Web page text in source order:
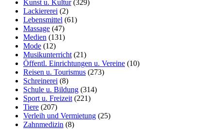
Kunst u. Kultur(329)
Lackiererei (2)
Lebensmittel (61)
Massage (47)
Medien (131)
Mode (12)
Musikunterricht (21)
Öffentl. Einrichtungen u. Vereine (10)
Reisen u. Tourismus (273)
Schreinerei (8)
Schule u. Bildung (314)
Sport u. Freizeit (221)
Tiere (207)
Verleih und Vermietung (25)
Zahnmedizin (8)